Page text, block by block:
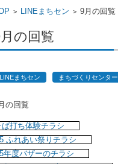
> LINEまちセン >9月の回覧
の回覧
LINEまちセン まちづくりセンター
の回覧
ば打ち体験チラシ
ふれあい祭りチラシ
年度バザーのチラシ